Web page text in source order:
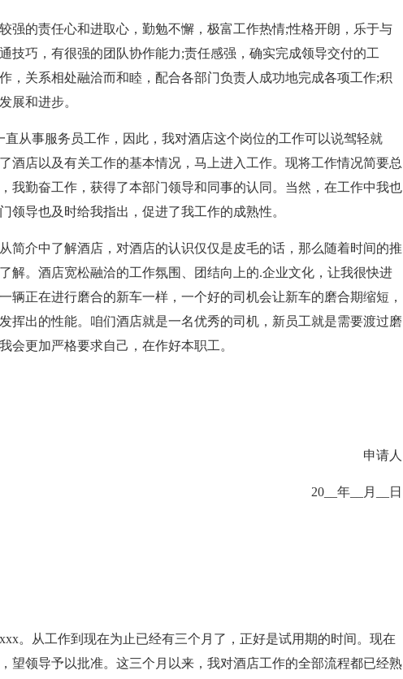
的责任心和进取心，勤勉不懈，极富工作热情;性格开朗，乐于与
技巧，有很强的团队协作能力;责任感强，确实完成领导交付的工
，关系相处融洽而和睦，配合各部门负责人成功地完成各项工作;积
展和进步。
从事服务员工作，因此，我对酒店这个岗位的工作可以说驾轻就
酒店以及有关工作的基本情况，马上进入工作。现将工作情况简要总
我勤奋工作，获得了本部门领导和同事的认同。当然，在工作中我也
领导也及时给我指出，促进了我工作的成熟性。
介中了解酒店，对酒店的认识仅仅是皮毛的话，那么随着时间的推
解。酒店宽松融洽的工作氛围、团结向上的.企业文化，让我很快进
辆正在进行磨合的新车一样，一个好的司机会让新车的磨合期缩短，
挥出的性能。咱们酒店就是一名优秀的司机，新员工就是需要渡过磨
会更加严格要求自己，在作好本职工。
申请人
20__年__月__日
从工作到现在为止已经有三个月了，正好是试用期的时间。现在
望领导予以批准。这三个月以来，我对酒店工作的全部流程都已经熟